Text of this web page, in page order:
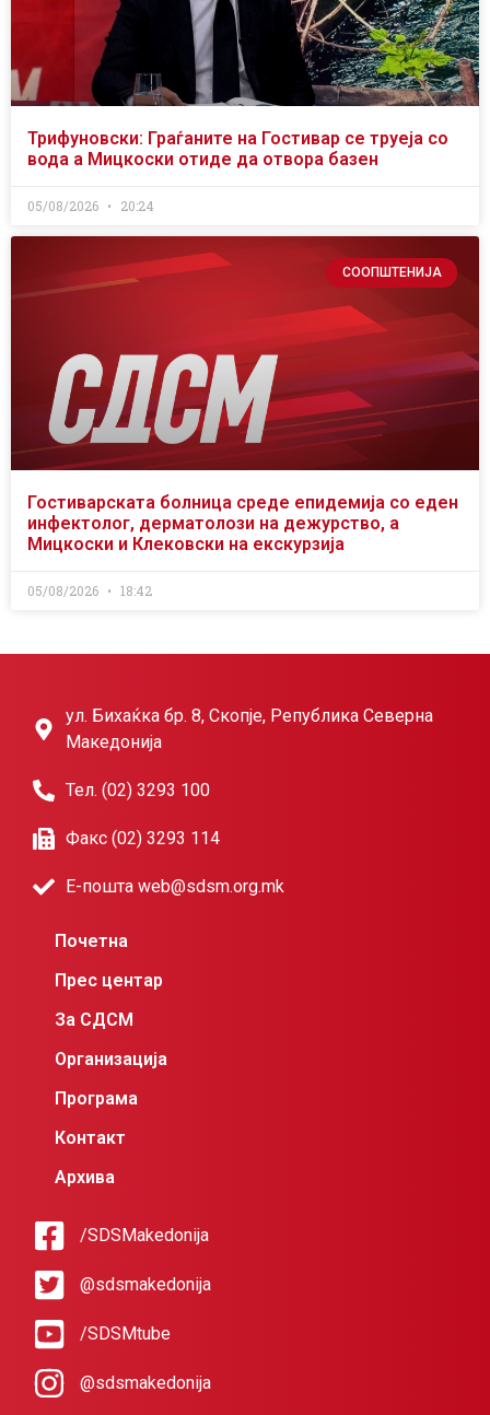
Трифуновски: Граѓаните на Гостивар се труеја со
вода а Мицкоски отиде да отвора базен
05/08/2026 20:24
СООПШТЕНИЈА
Гостиварската болница среде епидемија со еден
инфектолог, дерматолози на дежурство, а
Мицкоски и Клековски на екскурзија
05/08/2026 18:42
ул. Бихаќка бр. 8, Скопје, Република Северна
Македонија
Тел. (02) 3293 100
Факс (02) 3293 114
Е-пошта web@sdsm.org.mk
Почетна
Прес центар
За СДСМ
Организација
Програма
Контакт
Архива
/SDSMakedonija
@sdsmakedonija
/SDSMtube
@sdsmakedonija